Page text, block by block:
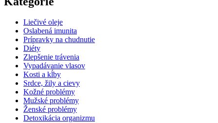
Liečivé oleje
Oslabená imunita
Prípravky na chudnutie
Diéty
Zlepšenie trávenia
Vypadávanie vlasov
Kosti a kĺby
Srdce, žily a cievy
Kožné problémy
Mužské problémy
Ženské problémy
Detoxikácia organizmu